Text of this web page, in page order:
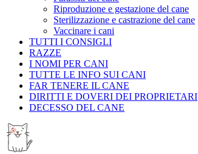
Riproduzione e gestazione del cane
Sterilizzazione e castrazione del cane
Vaccinare i cani
TUTTI I CONSIGLI
RAZZE
I NOMI PER CANI
TUTTE LE INFO SUI CANI
FAR TENERE IL CANE
DIRITTI E DOVERI DEI PROPRIETARI
DECESSO DEL CANE